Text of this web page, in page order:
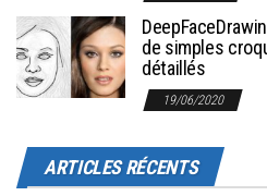
de simples
détaillés
19/06/2020
ARTICLES RÉCENTS